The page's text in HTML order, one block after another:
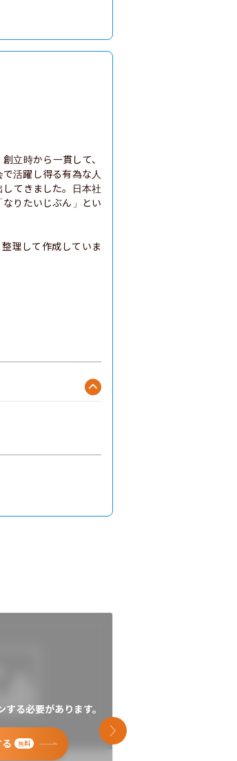
立時から一貫して、
活躍し得る有為な人
てきました。日本社
りたいじぶん」とい
理して作成していま
る必要があります。
無料
次のスライド